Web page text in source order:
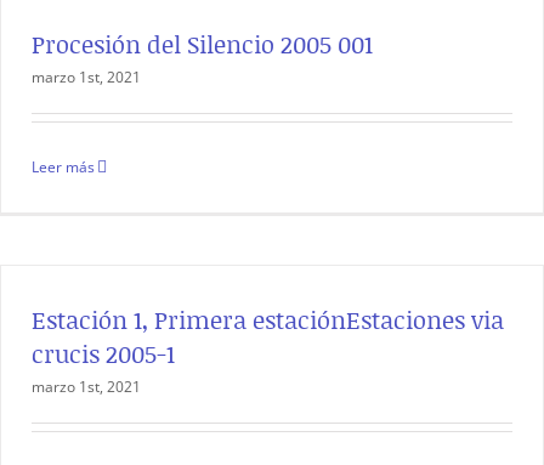
Procesión del Silencio 2005 001
marzo 1st, 2021
Leer más
Estación 1, Primera estaciónEstaciones via
crucis 2005-1
marzo 1st, 2021